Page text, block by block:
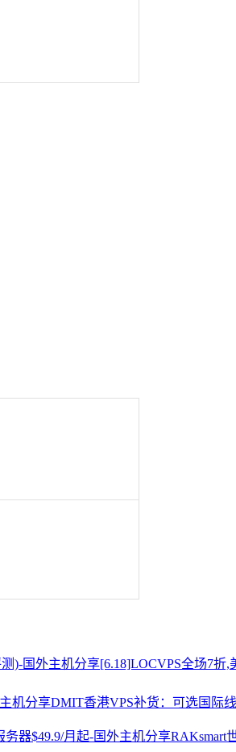
[6.18]LOCVPS全场7折
DMIT香港VPS补货：可选国际
RAKsmart